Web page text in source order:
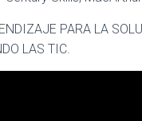
PARA LA
LAS TIC.